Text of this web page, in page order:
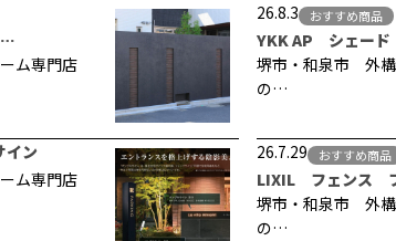
…
ム専門店
26.8.3 おすすめ商品
YKK AP シェー
堺市・和泉市 外
の…
イン
ム専門店
26.7.29 おすすめ商品
LIXIL フェンス
堺市・和泉市 外
の…